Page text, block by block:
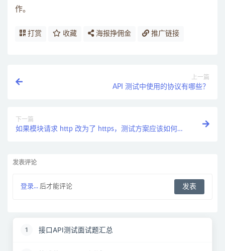
作。
打赏 收藏 海报挣佣金 推广链接
上一篇
API 测试中使用的协议有哪些？
下一篇
如果模块请求 http 改为了 https，测试方案应该如何制
发表评论
登录... 后才能评论
1 接口API测试面试题汇总